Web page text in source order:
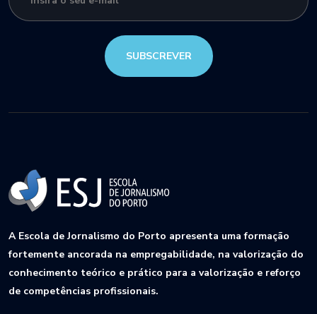
SUBSCREVER
A Escola de Jornalismo do Porto apresenta uma formação
fortemente ancorada na empregabilidade, na valorização do
conhecimento teórico e prático para a valorização e reforço
de competências profissionais.